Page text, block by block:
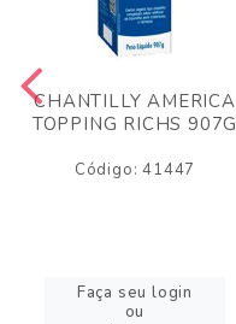
CHANTILLY AMERICA
TOPPING RICHS 907G
Código: 41447
Faça seu login
ou